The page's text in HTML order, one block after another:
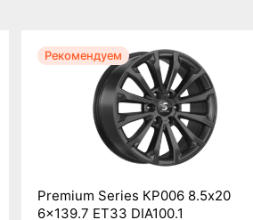
Рекомендуем
Premium Series КР006 8.5x20
6x139.7 ET33 DIA100.1